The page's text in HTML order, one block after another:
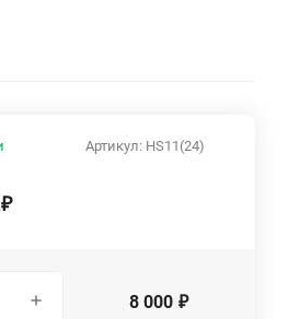
Артикул: HS11(24)
₽
8 000 ₽